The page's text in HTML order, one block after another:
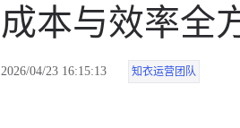
成本与效率全
2026/04/23 16:15:13 知衣运营团队